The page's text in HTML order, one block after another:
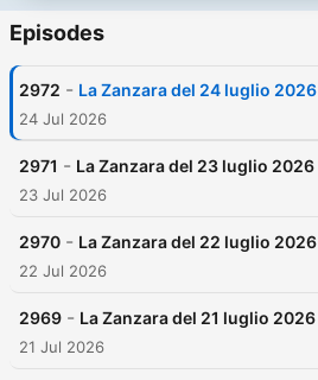
Episodes
2972 - La Zanzara del 24 luglio 2026
24 Jul 2026
2971 - La Zanzara del 23 luglio 2026
23 Jul 2026
2970 - La Zanzara del 22 luglio 2026
22 Jul 2026
2969 - La Zanzara del 21 luglio 2026
21 Jul 2026